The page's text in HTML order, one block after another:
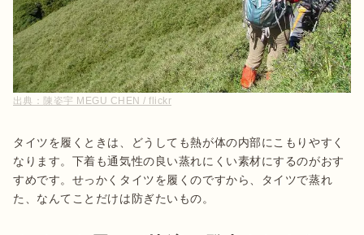
出典： 陳姿宇 MEGU CHEN / flickr
タイツを履くときは、どうしても熱が体の内部にこもりやすく
なります。下着も通気性の良い蒸れにくい素材にするのがおす
すめです。せっかくタイツを履くのですから、タイツで蒸れ
た、なんてことだけは防ぎたいもの。